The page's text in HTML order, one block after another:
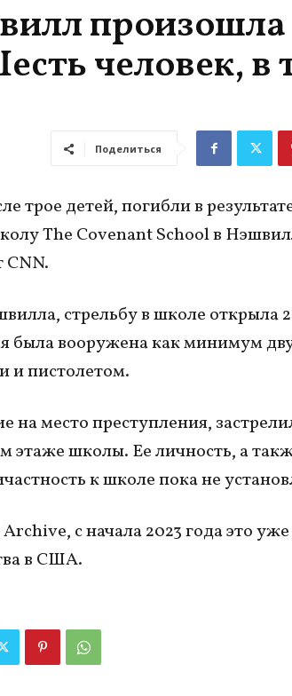
произошла
человек, в
Поделиться
трое детей, погибли в
The Covenant School в
CNN.
стрельбу в школе открыла
была вооружена как минимум
и пистолетом.
место преступления,
этаже школы. Ее личность, а
к школе пока не
с начала 2023 года это уже
в США.